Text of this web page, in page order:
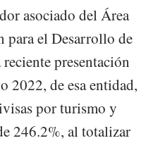
asociado del Área
para el Desarrollo de
presentación
de esa entidad,
por turismo y
246.2%, al totalizar